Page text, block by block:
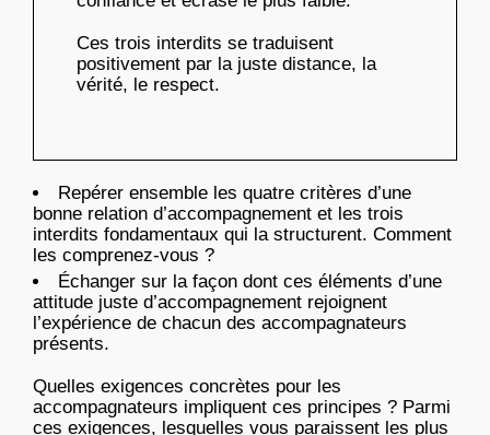
Ces trois interdits se traduisent
positivement par la juste distance, la
vérité, le respect.
Repérer ensemble les quatre critères d’une
bonne relation d’accompagnement et les trois
interdits fondamentaux qui la structurent. Comment
les comprenez-vous ?
Échanger sur la façon dont ces éléments d’une
attitude juste d’accompagnement rejoignent
l’expérience de chacun des accompagnateurs
présents.
Quelles exigences concrètes pour les
accompagnateurs impliquent ces principes ? Parmi
ces exigences, lesquelles vous paraissent les plus